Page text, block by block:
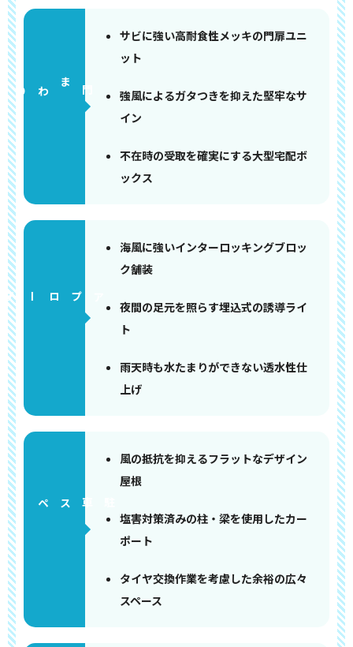
門まわり
サビに強い高耐食性メッキの門扉ユニ
ット
強風によるガタつきを抑えた堅牢なサ
イン
不在時の受取を確実にする大型宅配ボ
ックス
アプローチ
海風に強いインターロッキングブロッ
ク舗装
夜間の足元を照らす埋込式の誘導ライ
ト
雨天時も水たまりができない透水性仕
上げ
風の抵抗を抑えるフラットなデザイン
屋根
塩害対策済みの柱・梁を使用したカー
ポート
タイヤ交換作業を考慮した余裕の広々
スペース